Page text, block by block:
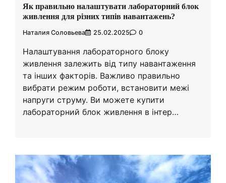
Як правильно налаштувати лабораторний блок
живлення для різних типів навантажень?
Наталия Соловьева 25.02.2025 0
Налаштування лабораторного блоку
живлення залежить від типу навантаження
та інших факторів. Важливо правильно
вибрати режим роботи, встановити межі
напруги струму. Ви можете купити
лабораторний блок живлення в інтер…